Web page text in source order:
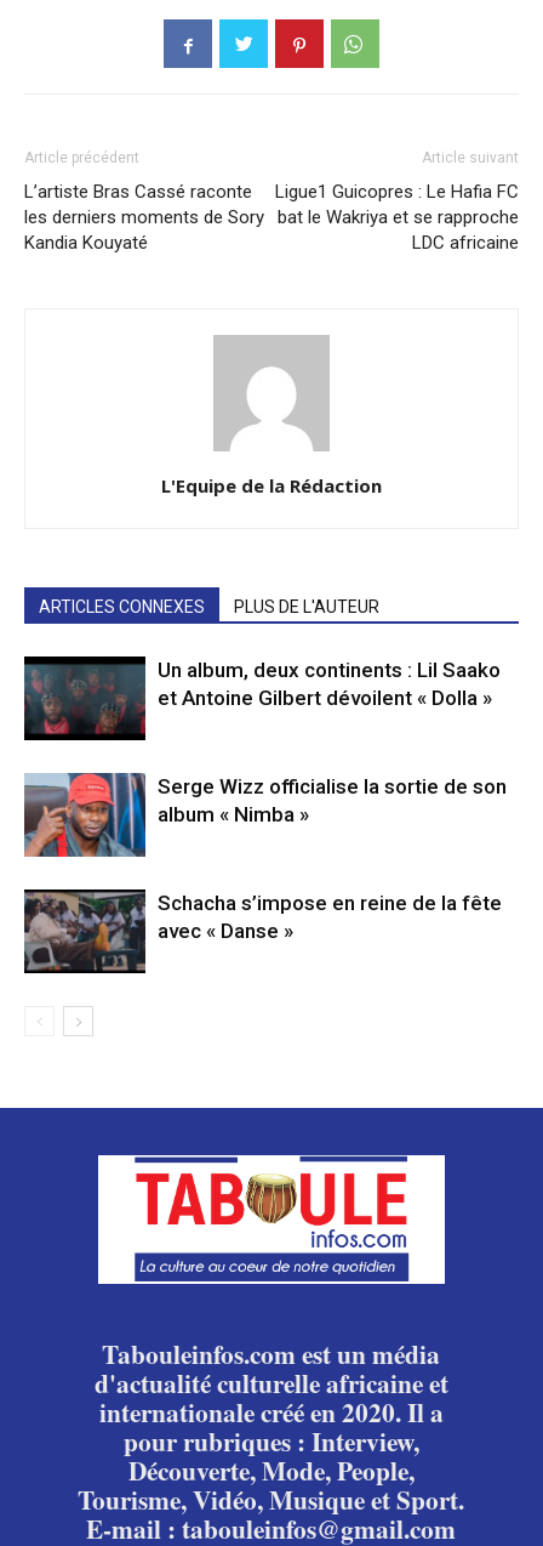
Article précédent
L’artiste Bras Cassé raconte
les derniers moments de Sory
Kandia Kouyaté
Article suivant
Ligue1 Guicopres : Le Hafia FC
bat le Wakriya et se rapproche
LDC africaine
L'Equipe de la Rédaction
ARTICLES CONNEXES PLUS DE L'AUTEUR
Un album, deux continents : Lil Saako
et Antoine Gilbert dévoilent « Dolla »
Serge Wizz officialise la sortie de son
album « Nimba »
Schacha s’impose en reine de la fête
avec « Danse »
Tabouleinfos.com est un média
d'actualité culturelle africaine et
internationale créé en 2020. Il a
pour rubriques : Interview,
Découverte, Mode, People,
Tourisme, Vidéo, Musique et Sport.
E-mail : tabouleinfos@gmail.com